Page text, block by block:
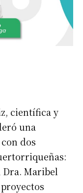
científica y
una
dos
Maribel